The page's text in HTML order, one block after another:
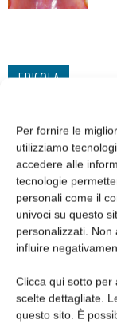
Per fornire le
utilizziamo
accedere alle
tecnologie
personali come il
univoci su questo
personalizzati.
influire
Clicca qui sotto per
scelte dettagliate.
questo sito. È
EDICOLA
Edicola web